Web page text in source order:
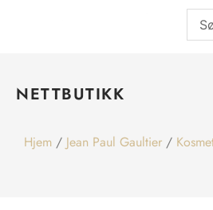
...
NETTBUTIKK
Hjem / Jean Paul Gaultier /